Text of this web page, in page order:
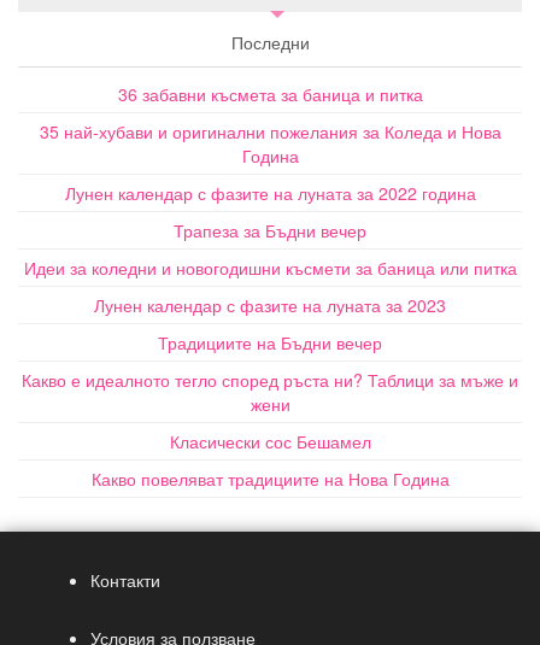
Последни
36 забавни късмета за баница и питка
35 най-хубави и оригинални пожелания за Коледа и Нова
Година
Лунен календар с фазите на луната за 2022 година
Трапеза за Бъдни вечер
Идеи за коледни и новогодишни късмети за баница или питка
Лунен календар с фазите на луната за 2023
Традициите на Бъдни вечер
Какво е идеалното тегло според ръста ни? Таблици за мъже и
жени
Класически сос Бешамел
Какво повеляват традициите на Нова Година
Контакти
Условия за ползване